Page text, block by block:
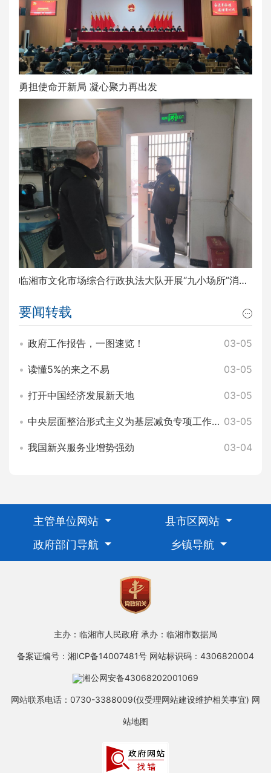
勇担使命开新局 凝心聚力再出发
临湘市文化市场综合行政执法大队开展“九小场所”消防安全排查整治工作
要闻转载
政府工作报告，一图速览！ 03-05
读懂5%的来之不易 03-05
打开中国经济发展新天地 03-05
中央层面整治形式主义为基层减负专项工作机制办公室 中央纪委办公厅公开通报3起整治形式主义为基层减负典型问题 03-05
我国新兴服务业增势强劲 03-04
主管单位网站
县市区网站
政府部门导航
乡镇导航
主办：临湘市人民政府 承办：临湘市数据局
备案证编号：湘ICP备14007481号 网站标识码：4306820004
湘公网安备43068202001069
网站联系电话：0730-3388009(仅受理网站建设维护相关事宜) 网
站地图